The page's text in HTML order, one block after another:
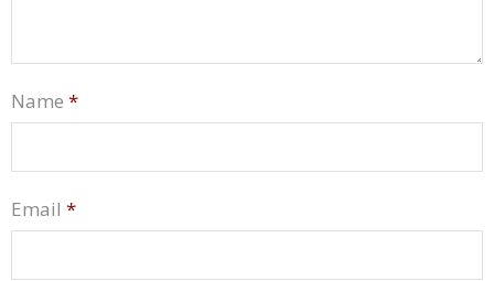
Name *
Email *